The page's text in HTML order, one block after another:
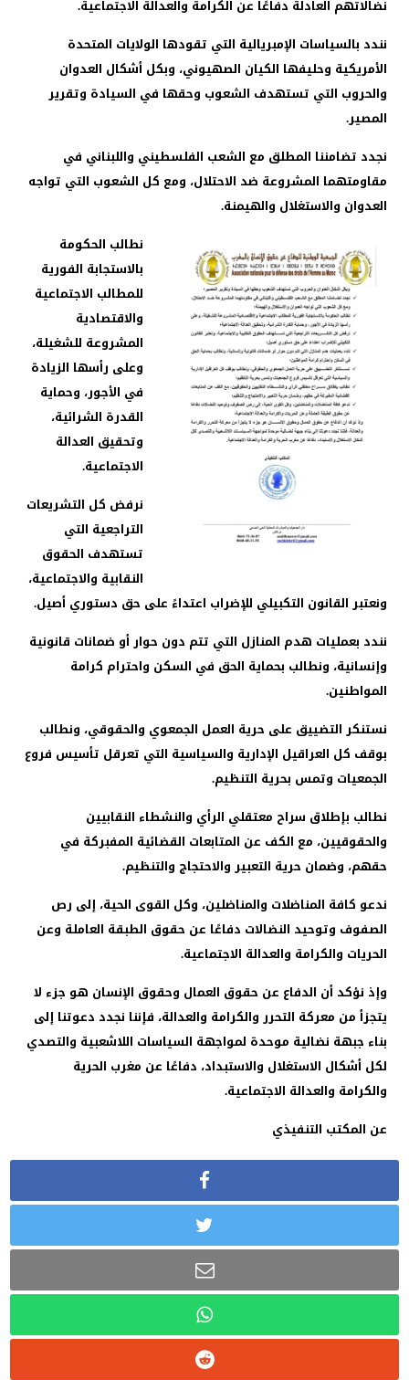
نضالاتهم العادلة دفاعًا عن الكرامة والعدالة الاجتماعية.
نندد بالسياسات الإمبريالية التي تقودها الولايات المتحدة
الأمريكية وحليفها الكيان الصهيوني، وبكل أشكال العدوان
والحروب التي تستهدف الشعوب وحقها في السيادة وتقرير
المصير.
نجدد تضامننا المطلق مع الشعب الفلسطيني واللبناني في
مقاومتهما المشروعة ضد الاحتلال، ومع كل الشعوب التي تواجه
العدوان والاستغلال والهيمنة.
نطالب الحكومة
بالاستجابة الفورية
للمطالب الاجتماعية
والاقتصادية
المشروعة للشغيلة،
وعلى رأسها الزيادة
في الأجور، وحماية
القدرة الشرائية،
وتحقيق العدالة
الاجتماعية.
نرفض كل التشريعات
التراجعية التي
تستهدف الحقوق
النقابية والاجتماعية،
ونعتبر القانون التكبيلي للإضراب اعتداءً على حق دستوري أصيل.
نندد بعمليات هدم المنازل التي تتم دون حوار أو ضمانات قانونية
وإنسانية، ونطالب بحماية الحق في السكن واحترام كرامة
المواطنين.
نستنكر التضييق على حرية العمل الجمعوي والحقوقي، ونطالب
بوقف كل العراقيل الإدارية والسياسية التي تعرقل تأسيس فروع
الجمعيات وتمس بحرية التنظيم.
نطالب بإطلاق سراح معتقلي الرأي والنشطاء النقابيين
والحقوقيين، مع الكف عن المتابعات القضائية المفبركة في
حقهم، وضمان حرية التعبير والاحتجاج والتنظيم.
ندعو كافة المناضلات والمناضلين، وكل القوى الحية، إلى رص
الصفوف وتوحيد النضالات دفاعًا عن حقوق الطبقة العاملة وعن
الحريات والكرامة والعدالة الاجتماعية.
وإذ نؤكد أن الدفاع عن حقوق العمال وحقوق الإنسان هو جزء لا
يتجزأ من معركة التحرر والكرامة والعدالة، فإننا نجدد دعوتنا إلى
بناء جبهة نضالية موحدة لمواجهة السياسات اللاشعبية والتصدي
لكل أشكال الاستغلال والاستبداد، دفاعًا عن مغرب الحرية
والكرامة والعدالة الاجتماعية.
عن المكتب التنفيذي